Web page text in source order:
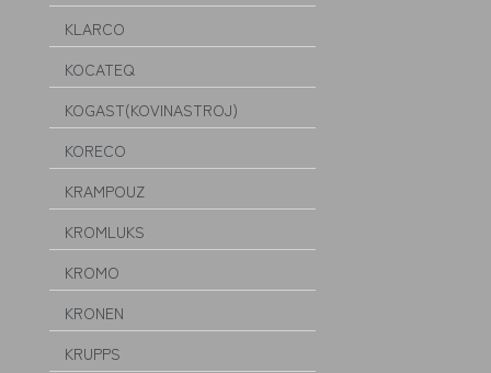
KLARCO
KOCATEQ
KOGAST(KOVINASTROJ)
KORECO
KRAMPOUZ
KROMLUKS
KROMO
KRONEN
KRUPPS